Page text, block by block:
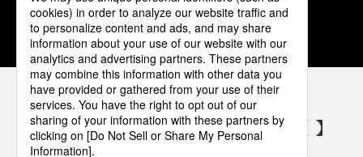
1 2 3 4 5
パナソニックの電気設備 SNSアカウント